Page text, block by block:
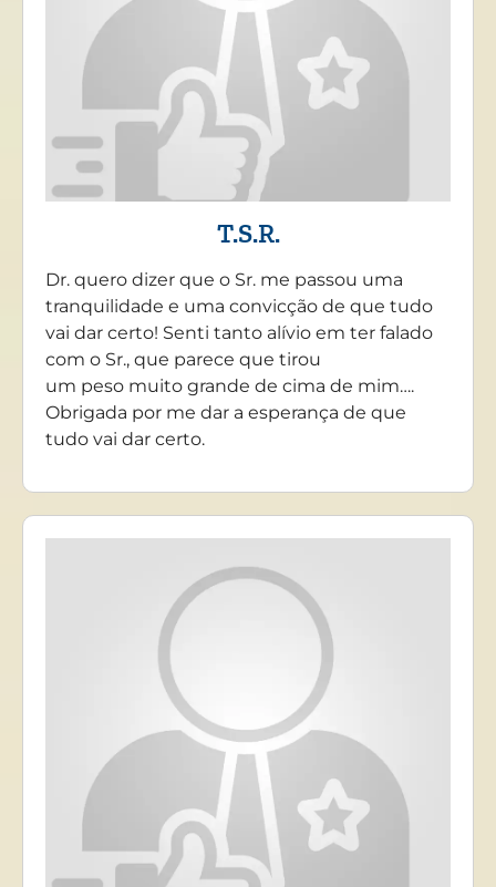
T.S.R.
Dr. quero dizer que o Sr. me passou uma
tranquilidade e uma convicção de que tudo
vai dar certo! Senti tanto alívio em ter falado
com o Sr., que parece que tirou
um peso muito grande de cima de mim….
Obrigada por me dar a esperança de que
tudo vai dar certo.